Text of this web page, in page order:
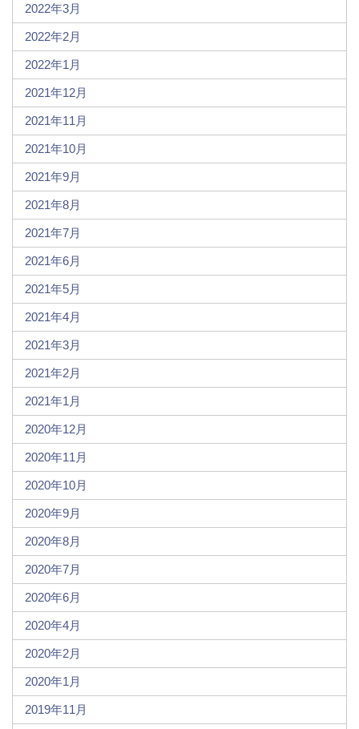
2022年3月
2022年2月
2022年1月
2021年12月
2021年11月
2021年10月
2021年9月
2021年8月
2021年7月
2021年6月
2021年5月
2021年4月
2021年3月
2021年2月
2021年1月
2020年12月
2020年11月
2020年10月
2020年9月
2020年8月
2020年7月
2020年6月
2020年4月
2020年2月
2020年1月
2019年11月